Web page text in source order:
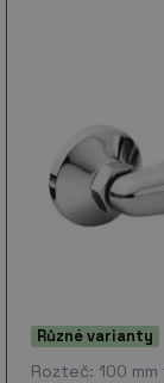
Různé varianty
Rozteč: 100